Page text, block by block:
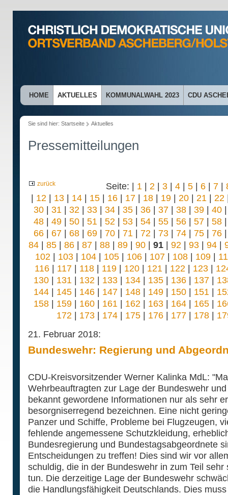
HOME AKTUELLES KOMMUNALWAHL 2023 CDU
Sie sind hier: Startseite Aktuelles
Pressemitteilungen
zurück Seite: | 1 | 2 | 3 | 4 | 5 | 6 | 7 |
| 12 | 13| 14| 15| 16| 17| 18| 19| 20| 21 | 22
30| 31 | 32 | 33| 34| 35| 36| 37| 38| 39| 40
48| 49| 50| 51 | 52 | 53| 54| 55| 56| 57| 58
66| 67| 68| 69| 70| 71 | 72 | 73| 74| 75| 76
84| 85| 86| 87| 88| 89| 90| 91| 92 | 93| 94|
102 | 103 | 104 | 105 | 106 | 107 | 108 | 109 |
116| 117| 118| 119| 120| 121 | 122 | 123|
130| 131 | 132 | 133| 134| 135| 136| 137|
144| 145| 146| 147| 148| 149| 150| 151 |
158| 159| 160| 161 | 162 | 163| 164| 165|
172 | 173| 174| 175| 176| 177| 178|
21. Februar 2018:
Bundeswehr: Regierung und
CDU-Kreisvorsitzender Werner Kalinka MdL:
Wehrbeauftragten zur Lage der Bundeswehr
bekannt gewordene Informationen nur als sehr
besorgniserregend bezeichnen. Eine nicht
Panzer und Schiffe, Probleme bei Flugzeugen,
fehlende angemessene Schutzkleidung,
Bundesregierung und Bundestagsabgeordnete
Entscheidungen zu treffen! Dies sind wir vor
schuldig, die in der Bundeswehr in zum Teil
tun. Die derzeitige Lage der Bundeswehr
die Handlungsfähigkeit Deutschlands. Dies